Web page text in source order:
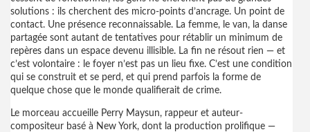
solutions : ils cherchent des micro-points d’ancrage. Un point de
contact. Une présence reconnaissable. La femme, le van, la danse
partagée sont autant de tentatives pour rétablir un minimum de
repères dans un espace devenu illisible. La fin ne résout rien — et
c’est volontaire : le foyer n’est pas un lieu fixe. C’est une condition
qui se construit et se perd, et qui prend parfois la forme de
quelque chose que le monde qualifierait de crime.
Le morceau accueille Perry Maysun, rappeur et auteur-
compositeur basé à New York, dont la production prolifique —